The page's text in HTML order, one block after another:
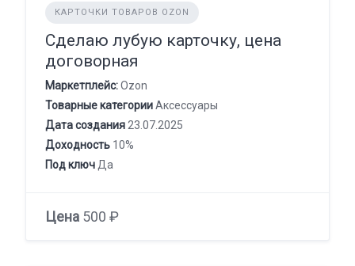
КАРТОЧКИ ТОВАРОВ OZON
Сделаю лубую карточку, цена
договорная
Маркетплейс:Ozon
Товарные категорииАксессуары
Дата создания 23.07.2025
Доходность 10%
Под ключ Да
Цена 500 ₽